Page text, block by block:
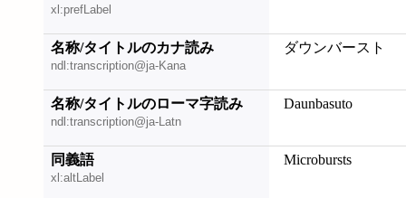
xl:prefLabel
名称/タイトルのカナ読み
ndl:transcription@ja-Kana
ダウンバースト
名称/タイトルのローマ字読み
ndl:transcription@ja-Latn
Daunbasuto
同義語
xl:altLabel
Microbursts